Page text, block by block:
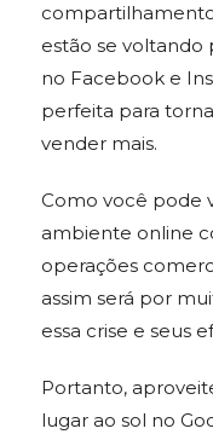
estão se voltando
no Facebook e
perfeita para
vender mais.
Como você pode
ambiente online
operações
assim será por
essa crise e seus
Portanto,
lugar ao sol no